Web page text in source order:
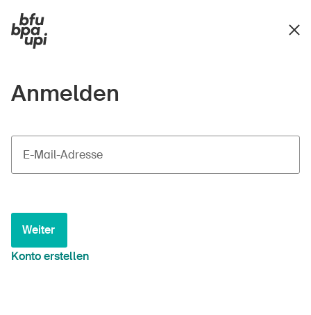
Anmelden
E-Mail-Adresse
Weiter
Konto erstellen